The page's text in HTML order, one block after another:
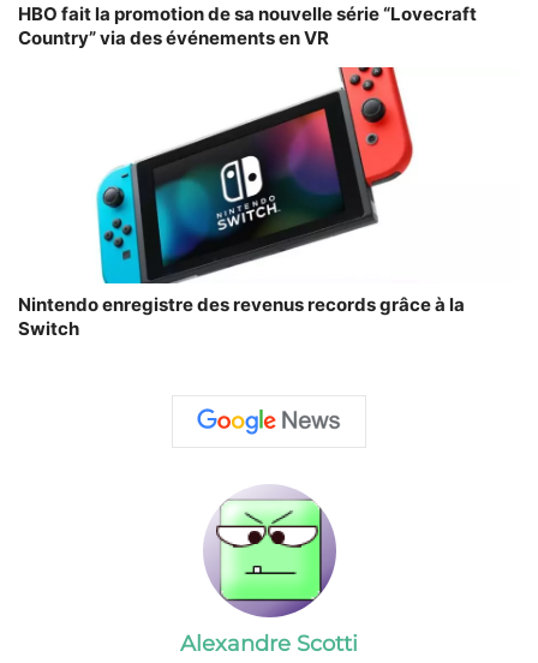
HBO fait la promotion de sa nouvelle série “Lovecraft
Country” via des événements en VR
Nintendo enregistre des revenus records grâce à la
Switch
Alexandre Scotti